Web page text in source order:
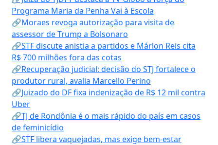
Programa Maria da Penha Vai à Escola
🔗Moraes revoga autorização para visita de
assessor de Trump a Bolsonaro
🔗STF discute anistia a partidos e Márlon Reis cita
R$ 700 milhões fora das cotas
🔗Recuperação judicial: decisão do STJ fortalece o
produtor rural, avalia Marcello Perino
🔗Juizado do DF fixa indenização de R$ 12 mil contra
Uber
🔗TJ de Rondônia é o mais rápido do país em casos
de feminicídio
🔗STF libera vaquejadas, mas exige bem-estar